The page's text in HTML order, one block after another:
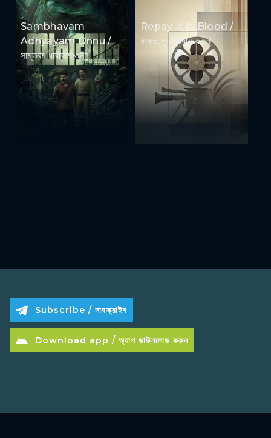
Sambhavam
Adhyayam Onnu /
সাম্ভবম ধার্যায়াম ওন্ণু
Repay It in Blood /
রক্তে পুনঃপ্রদান করুন
Subscribe / সাবস্ক্রাইব
Download app / অ্যাপ ডাউনলোড করুন